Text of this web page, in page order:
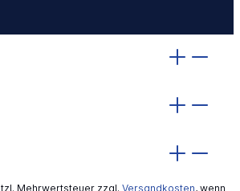
Mehrwertsteuer zzgl. Versandkosten, wenn